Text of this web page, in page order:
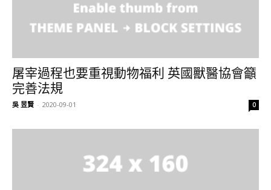
屠宰過程也要重視動物福利 英國獸醫協會籲
完善法規
吳 昱賢 - 2020-09-01 0